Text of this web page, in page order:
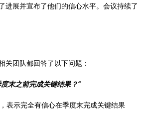
进展并宣布了他们的信心水平。会议持续了
关团队都回答了以下问题：
末之前完成关键结果？”